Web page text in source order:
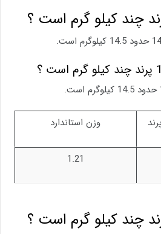
وزن استاندارد
1.21